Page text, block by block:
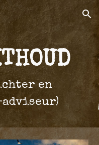
Skip to navigation
en